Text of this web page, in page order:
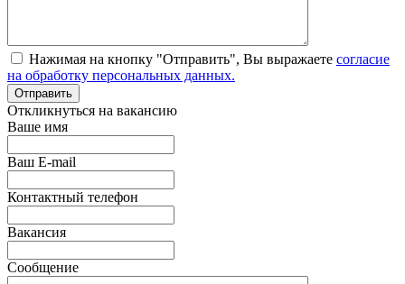
Нажимая на кнопку "Отправить", Вы выражаете согласие
на обработку персональных данных.
Откликнуться на вакансию
Ваше имя
Ваш E-mail
Контактный телефон
Вакансия
Сообщение